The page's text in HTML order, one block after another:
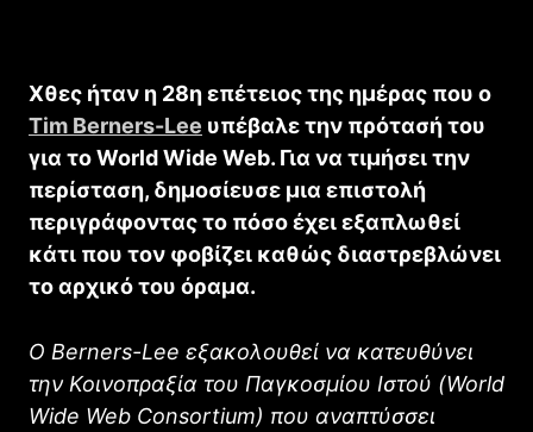
Χθες ήταν η 28η επέτειος της ημέρας που ο
Tim Berners-Lee υπέβαλε την πρότασή του
για το World Wide Web. Για να τιμήσει την
περίσταση, δημοσίευσε μια επιστολή
περιγράφοντας το πόσο έχει εξαπλωθεί
κάτι που τον φοβίζει καθώς διαστρεβλώνει
το αρχικό του όραμα.
Ο Berners-Lee εξακολουθεί να κατευθύνει
την Κοινοπραξία του Παγκοσμίου Ιστού (World
Wide Web Consortium) που αναπτύσσει